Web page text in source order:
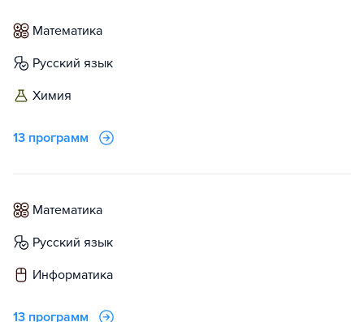
математика
русский язык
химия
13 программ
математика
русский язык
информатика
13 программ